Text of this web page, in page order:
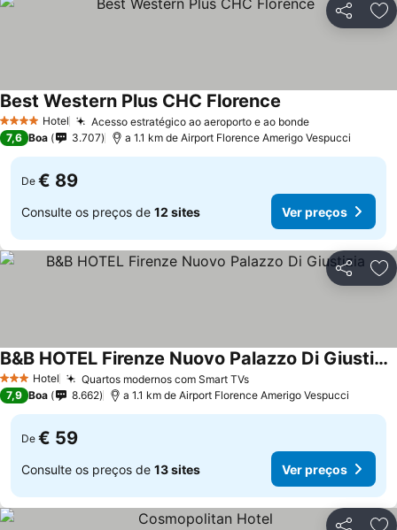
Partilhar
4 EstrelasHotel Acesso estratégico ao aeroporto e ao bondeVer preços
Best Western Plus CHC Florence
7,6 Boa 3.707 a 1.1 km de Airport Florence Amerigo Vespucci
De € 89
Consulte os preços de 12 sites Ver preços
Partilhar
3 EstrelasHotel Quartos modernos com Smart TVsVer preços
B&B HOTEL Firenze Nuovo Palazzo Di Giustizia
Ver preços
7,9 Boa 8.662 a 1.1 km de Airport Florence Amerigo Vespucci
De € 59
Consulte os preços de 13 sites Ver preços